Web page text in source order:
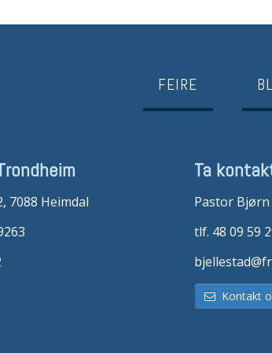
FEIRE
7088 Heimdal
Ta
Pastor Bjørn
tlf. 48 09 59
Kontakt